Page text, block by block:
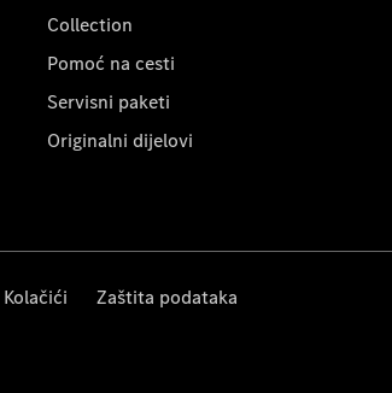
Collection
Pomoć na cesti
Servisni paketi
Originalni dijelovi
Kolačići Zaštita podataka